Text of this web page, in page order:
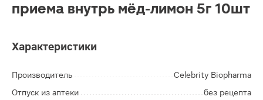
приема внутрь мёд-лимон 5г 10шт
Характеристики
Производитель
Celebrity Biopharma
Отпуск из аптеки
без рецепта